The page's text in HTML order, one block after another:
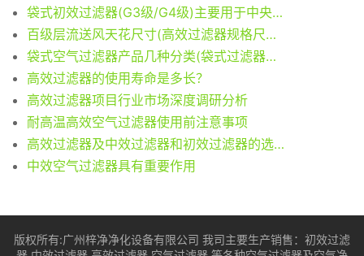
袋式初效过滤器(G3级/G4级)主要用于中央空调和集中送风系统
百级层流送风天花尺寸(高效过滤器规格尺寸)数量参数
袋式空气过滤器产品几种分类(袋式过滤器图文解)
高效过滤器的使用寿命是多长？
高效过滤器项目行业市场深度调研分析
耐高温高效空气过滤器使用前注意事项
高效过滤器及中效过滤器和初效过滤器的选用经验分析
中效空气过滤器具有重要作用
版权所有:广州梓净净化设备有限公司 我司主要生产销售： 初效过滤